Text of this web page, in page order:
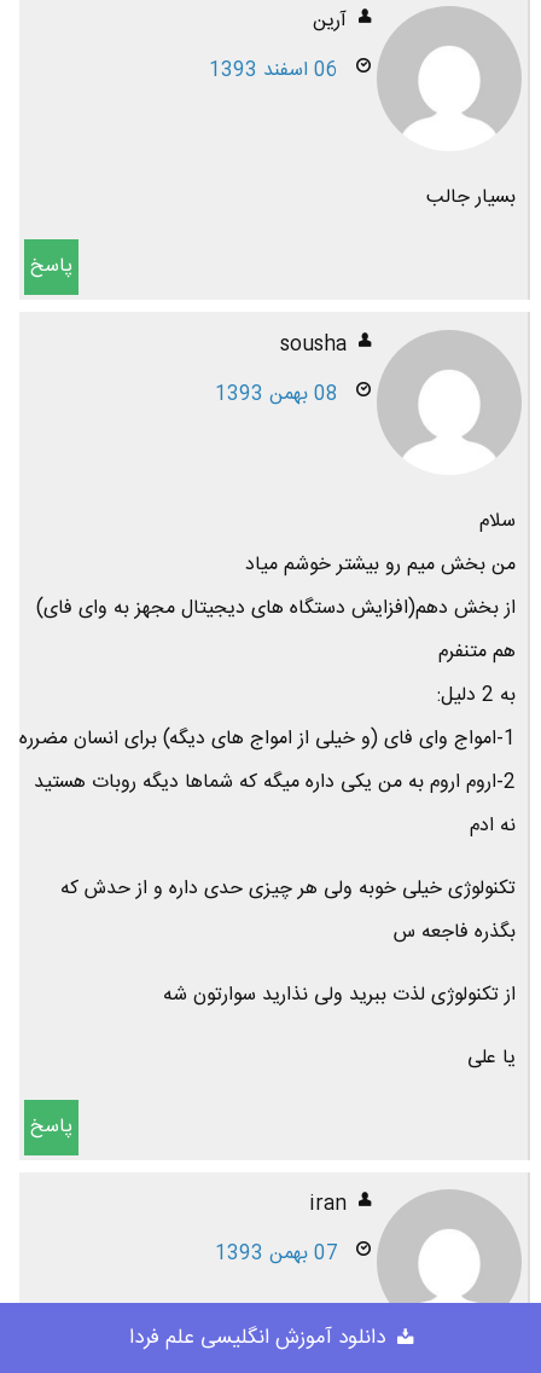
آرین
06 اسفند 1393
بسیار جالب
پاسخ
sousha
08 بهمن 1393
سلام
من بخش میم رو بیشتر خوشم میاد
از بخش دهم(افزایش دستگاه های دیجیتال مجهز به وای فای)
هم متنفرم
به 2 دلیل:
1-امواج وای فای (و خیلی از امواج های دیگه) برای انسان مضرره
2-اروم اروم به من یکی داره میگه که شماها دیگه روبات هستید
نه ادم
تکنولوژی خیلی خوبه ولی هر چیزی حدی داره و از حدش که
بگذره فاجعه س
از تکنولوژی لذت ببرید ولی نذارید سوارتون شه
یا علی
پاسخ
iran
07 بهمن 1393
دانلود آموزش انگلیسی علم فردا